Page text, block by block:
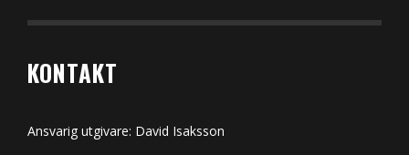
KONTAKT
Ansvarig utgivare: David Isaksson